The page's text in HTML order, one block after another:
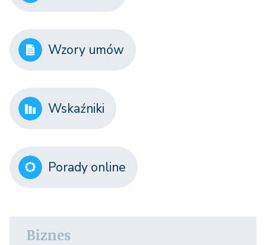
Wzory umów
Wskaźniki
Porady online
Biznes